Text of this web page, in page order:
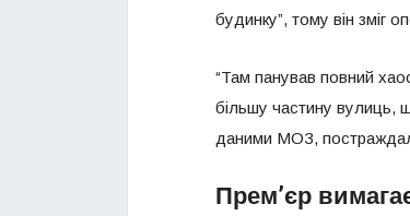
будинку”, тому він зміг
“Там панував повний
більшу частину вулиць,
даними МОЗ,
Прем’єр